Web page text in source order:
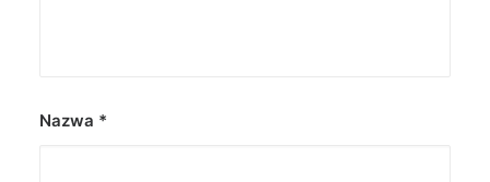
Nazwa *